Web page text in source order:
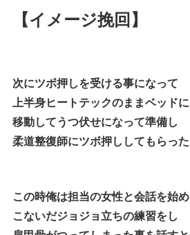
【イメージ挽回】
次にツボ押しを受ける事になって
上半身ヒートテックのままベッドに
移動してうつ伏せになって準備し
柔道整復師にツボ押ししてもらった
この時俺は担当の女性と会話を始め
こないだジョジョ立ちの練習をし